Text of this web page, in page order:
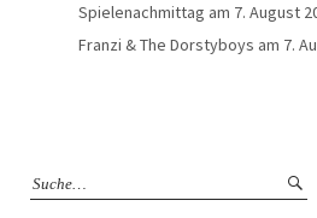
Spielenachmittag am 7. August
Franzi & The Dorstyboys am 7.